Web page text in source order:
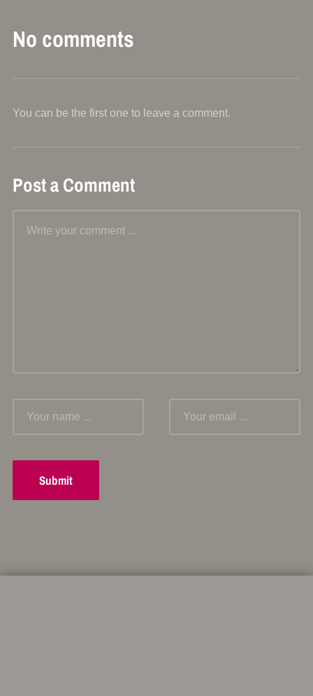
No comments
You can be the first one to leave a comment.
Post a Comment